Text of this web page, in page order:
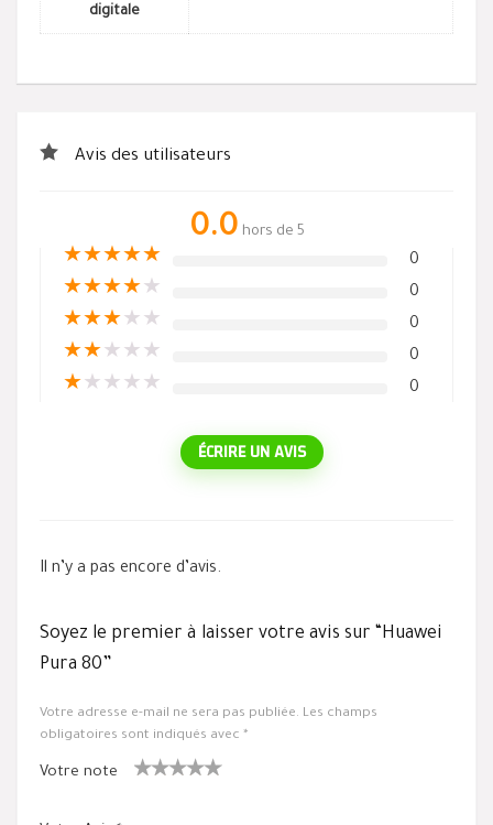
digitale
Avis des utilisateurs
0.0 hors de 5
★★★★★ 0
★★★★★ 0
★★★★ ★ 0
★★★ ★ ★ 0
★★ ★ ★ ★ 0
ÉCRIRE UN AVIS
Il n’y a pas encore d’avis.
Soyez le premier à laisser votre avis sur “Huawei
Pura 80”
Votre adresse e-mail ne sera pas publiée. Les champs
obligatoires sont indiqués avec *
Votre note